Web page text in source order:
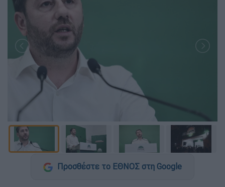
Προσθέστε το ΕΘΝΟΣ στη Google